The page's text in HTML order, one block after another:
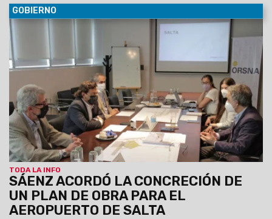
GOBIERNO
TODA LA INFO
SÁENZ ACORDÓ LA CONCRECIÓN DE
UN PLAN DE OBRA PARA EL
AEROPUERTO DE SALTA
05/11/2021
En una reunión con el presidente de ORSNA, el
Gobernador avanzó en la ejecución de un programa
plurianual en el Aeropuerto de Salta con una inversión
aproximada de $2 mil millones. Además solicitó para el
aeropuerto de Mosconi obras en la torre de control, pista y
terminal de pasajeros.